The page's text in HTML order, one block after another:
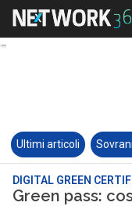
Ultimi articoli
DIGITAL GREEN
Green pass: